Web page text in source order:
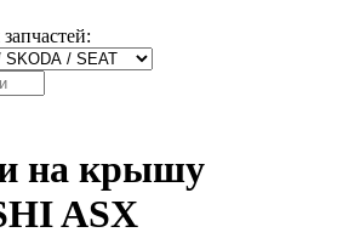
на крышу
ASX